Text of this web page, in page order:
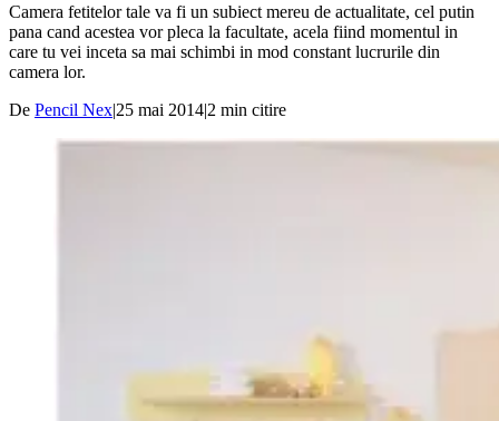
Camera fetitelor tale va fi un subiect mereu de actualitate, cel putin
pana cand acestea vor pleca la facultate, acela fiind momentul in
care tu vei inceta sa mai schimbi in mod constant lucrurile din
camera lor.
De Pencil Nex|25 mai 2014|2 min citire